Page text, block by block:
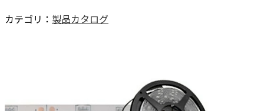
カテゴリ： 製品カタログ